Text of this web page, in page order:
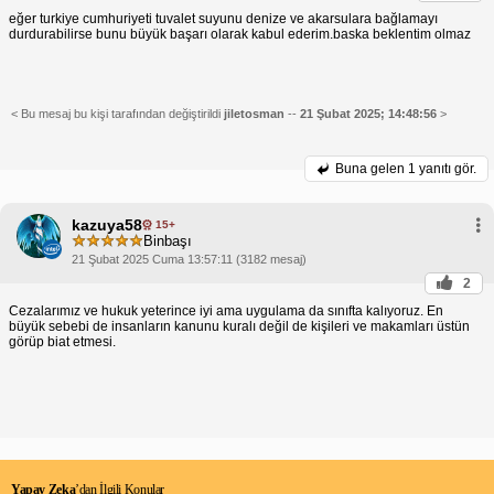
eğer turkiye cumhuriyeti tuvalet suyunu denize ve akarsulara bağlamayı
durdurabilirse bunu büyük başarı olarak kabul ederim.baska beklentim olmaz
< Bu mesaj bu kişi tarafından değiştirildi jiletosman -- 21 Şubat 2025; 14:48:56 >
Buna gelen 1 yanıtı gör.
kazuya58 15+
Binbaşı
21 Şubat 2025 Cuma 13:57:11 (3182 mesaj)
2
Cezalarımız ve hukuk yeterince iyi ama uygulama da sınıfta kalıyoruz. En
büyük sebebi de insanların kanunu kuralı değil de kişileri ve makamları üstün
görüp biat etmesi.
Yapay Zeka’dan İlgili Konular